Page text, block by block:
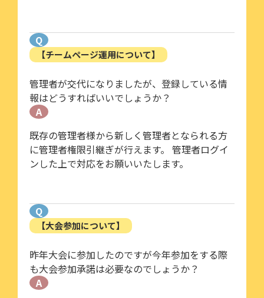
Q
【チームページ運用について】
管理者が交代になりましたが、登録している情
報はどうすればいいでしょうか？
A
既存の管理者様から新しく管理者となられる方
に管理者権限引継ぎが行えます。 管理者ログイ
ンした上で対応をお願いいたします。
Q
【大会参加について】
昨年大会に参加したのですが今年参加をする際
も大会参加承諾は必要なのでしょうか？
A